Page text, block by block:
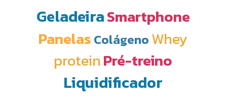
GeladeiraSmartphone
Panelas Colágeno Whey
proteinPré-treino
Liquidificador